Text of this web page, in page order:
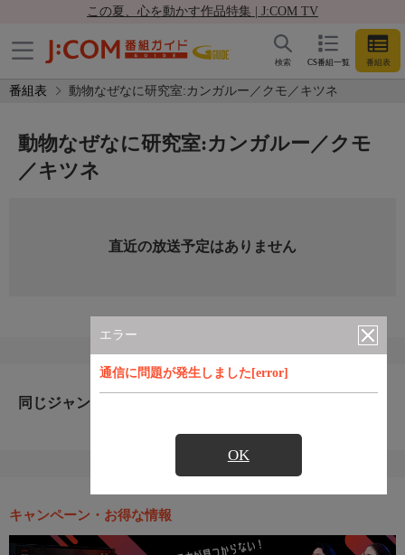
この夏、心を動かす作品特集 | J:COM TV
CS番組一覧 番組表
検索
番組表 動物なぜなに研究室:カンガルー／クモ／キツネ
エラー
通信に問題が発生しました[error]
OK
動物なぜなに研究室:カンガルー／クモ
／キツネ
直近の放送予定はありません
同じジャンルのおすすめ番組
キャンペーン・お得な情報